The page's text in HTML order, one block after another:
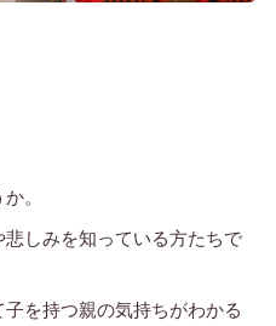
。
しみを知っている方たちで
を持つ親の気持ちがわかる